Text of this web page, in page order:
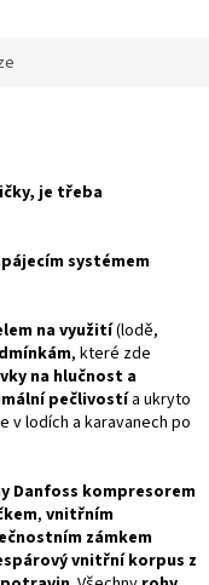
je třeba
systémem
na využití(lodě,
, které zde
na hlučnost a
pečlivostía ukryto
v lodích a karavanech po
Danfoss kompresorem
, vnitřním
zámkem
vnitřní korpus z